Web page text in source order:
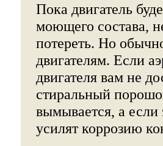
Пока двигатель
моющего состава,
потереть. Но
двигателям. Если
двигателя вам не
стиральный
вымывается, а если
усилят коррозию